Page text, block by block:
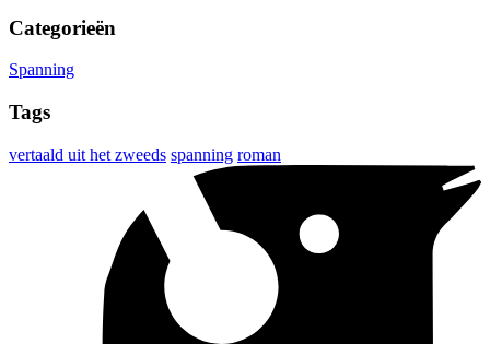
Categorieën
Spanning
Tags
vertaald uit het zweeds spanning roman